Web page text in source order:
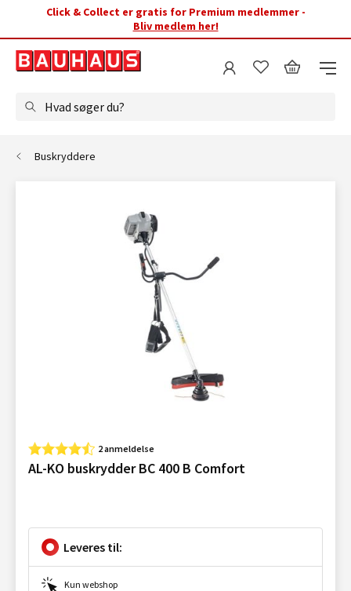
Click & Collect er gratis for Premium medlemmer -
Bliv medlem her!
Hvad søger du?
Buskryddere
2 anmeldelse
AL-KO buskrydder BC 400 B Comfort
Leveres til:
Kun webshop